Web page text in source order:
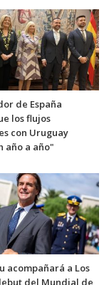
de España
los flujos
con Uruguay
año a año"
acompañará a Los
del Mundial de